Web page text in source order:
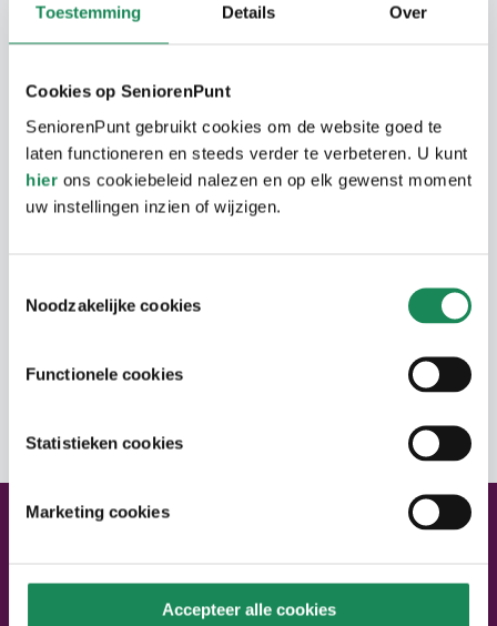
Toestemming Details Over
Cookies op SeniorenPunt
SeniorenPunt gebruikt cookies om de website goed te
laten functioneren en steeds verder te verbeteren. U kunt
hier ons cookiebeleid nalezen en op elk gewenst moment
uw instellingen inzien of wijzigen.
Noodzakelijke cookies
Functionele cookies
Statistieken cookies
Marketing cookies
Accepteer alle cookies
Woensel XL. Het natuurgebied de
Dommelbeemd is op fietsafstand aanwezig
Woongebouw
Seniorappartementen (55+) hebben een
oppervlakte tussen 50-59 m2 (hebben 1
slaapkamer). 74 Seniorappartementen (55+)
hebben een oppervlakte tussen 60-69 m2
seniorappartementen (55+) met een
040 – 220 22 02